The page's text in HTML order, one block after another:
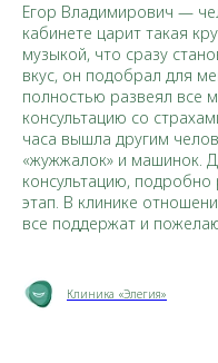
Егор Владимирович —
кабинете царит такая
музыкой, что сразу
вкус, он подобрал для
полностью развеял все
консультацию со
часа вышла другим
«жужжалок» и машинок.
консультацию,
этап. В клинике
все поддержат и
Клиника «Элегия»